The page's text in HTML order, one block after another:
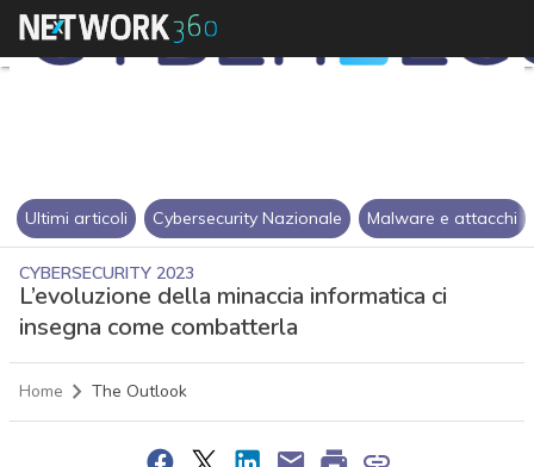
Ultimi articoli Cybersecurity Nazionale Malware e attacchi
CYBERSECURITY 2023
L’evoluzione della minaccia informatica ci
insegna come combatterla
Home The Outlook